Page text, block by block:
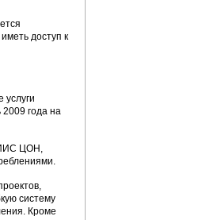
доступ к
года на
ИИС ЦОН,
систему
Кроме